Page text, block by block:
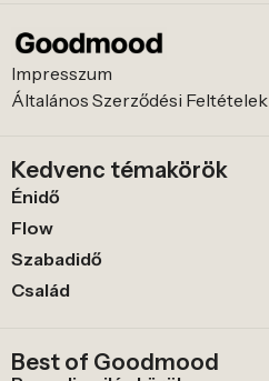
Impresszum
Általános Szerződési Feltételek
Kedvenc témakörök
Énidő
Flow
Szabadidő
Család
Best of Goodmood